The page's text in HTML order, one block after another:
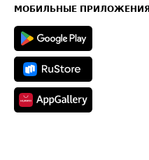
Техническая информация
МОБИЛЬНЫЕ ПРИЛОЖЕНИЯ